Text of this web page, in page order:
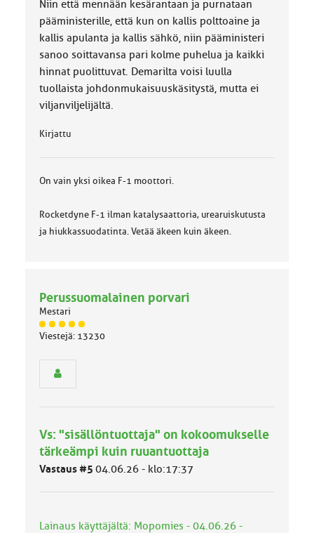
Niin että mennään kesärantaan ja purnataan
pääministerille, että kun on kallis polttoaine ja
kallis apulanta ja kallis sähkö, niin pääministeri
sanoo soittavansa pari kolme puhelua ja kaikki
hinnat puolittuvat. Demarilta voisi luulla
tuollaista johdonmukaisuuskäsitystä, mutta ei
viljanviljelijältä.
Kirjattu
On vain yksi oikea F-1 moottori.
Rocketdyne F-1 ilman katalysaattoria, urearuiskutusta
ja hiukkassuodatinta. Vetää äkeen kuin äkeen.
Perussuomalainen porvari
Mestari
J
ä
m
ä
u
a
Viestejä: 13230
Vs: "sisällöntuottaja" on kokoomukselle
tärkeämpi kuin ruuantuottaja
Vastaus #5 04.06.26 - klo:17:37
Lainaus käyttäjältä: Mopomies - 04.06.26 -